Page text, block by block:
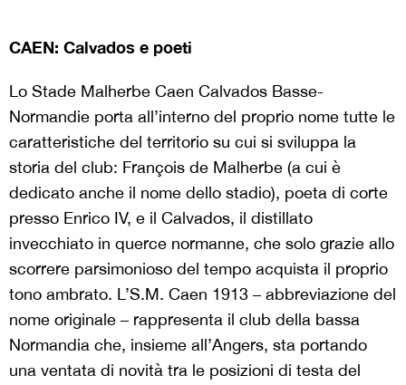
CAEN: Calvados e poeti
Lo Stade Malherbe Caen Calvados Basse-
Normandie porta all’interno del proprio nome tutte le
caratteristiche del territorio su cui si sviluppa la
storia del club: François de Malherbe (a cui è
dedicato anche il nome dello stadio), poeta di corte
presso Enrico IV, e il Calvados, il distillato
invecchiato in querce normanne, che solo grazie allo
scorrere parsimonioso del tempo acquista il proprio
tono ambrato. L’S.M. Caen 1913 – abbreviazione del
nome originale – rappresenta il club della bassa
Normandia che, insieme all’Angers, sta portando
una ventata di novità tra le posizioni di testa del